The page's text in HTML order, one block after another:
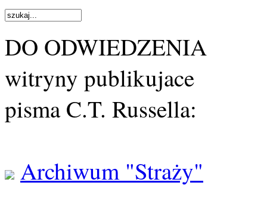
DO ODWIEDZENIA
witryny publikujace
pisma C.T. Russella:
Archiwum "Straży"